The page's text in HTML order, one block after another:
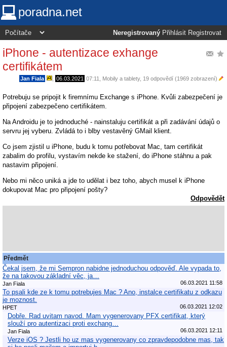
poradna.net
Neregistrovaný Přihlásit Registrovat
iPhone - autentizace exhange
certifikátem
Jan Fiala 06.03.2021 07:11 Mobily a tablety, 19 odpovědí (1969 zobrazení)
Potrebuju se pripojit k firemnímu Exchange s iPhone. Kvůli zabezpečení je
připojení zabezpečeno certifikátem.
Na Androidu je to jednoduché - nainstaluju certifikát a při zadávání údajů o
servru jej vyberu. Zvládá to i blby vestavěný GMail klient.
Co jsem zjistil u iPhone, budu k tomu potřebovat Mac, tam certifikát
zabalim do profilu, vystavím nekde ke stažení, do iPhone stáhnu a pak
nastavim připojení.
Nebo mi něco uniká a jde to udělat i bez toho, abych musel k iPhone
dokupovat Mac pro připojení pošty?
Odpovědět
Předmět
Čekal jsem, že mi Sempron nabidne jednoduchou odpověď. Ale vypada to,
že na takovou základní věc, ja…
Jan Fiala 06.03.2021 11:58
To psali kde ze k tomu potrebujes Mac ? Ano, instalce certifikatu z odkazu
je moznost.
HPET 06.03.2021 12:02
Dobře. Rad uvitam navod. Mam vygenerovany PFX certifikat, který
slouží pro autentizaci proti exchang…
Jan Fiala 06.03.2021 12:11
Verze iOS ? Jestli ho uz mas vygenerovany co zpravdepodobne mas, tak